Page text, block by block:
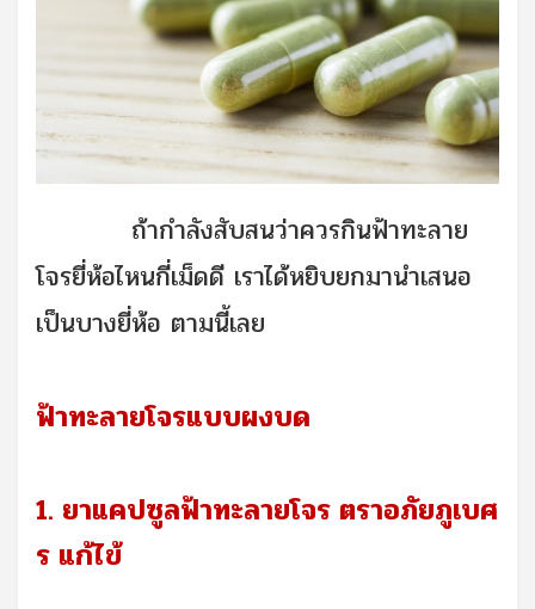
ถ้ากำลังสับสนว่าควรกินฟ้าทะลาย
โจรยี่ห้อไหนกี่เม็ดดี เราได้หยิบยกมานำเสนอ
เป็นบางยี่ห้อ ตามนี้เลย
ฟ้าทะลายโจรแบบผงบด
1. ยาแคปซูลฟ้าทะลายโจร ตราอภัยภูเบศ
ร แก้ไข้